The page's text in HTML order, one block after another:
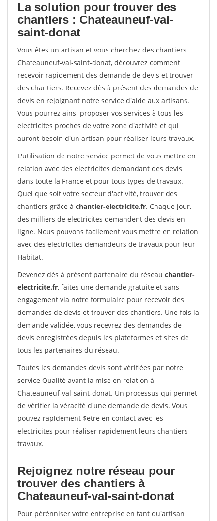
La solution pour trouver des
chantiers : Chateauneuf-val-
saint-donat
Vous êtes un artisan et vous cherchez des chantiers
Chateauneuf-val-saint-donat, découvrez comment
recevoir rapidement des demande de devis et trouver
des chantiers. Recevez dès à présent des demandes de
devis en rejoignant notre service d'aide aux artisans.
Vous pourrez ainsi proposer vos services à tous les
electricites proches de votre zone d'activité et qui
auront besoin d'un artisan pour réaliser leurs travaux.
L'utilisation de notre service permet de vous mettre en
relation avec des electricites demandant des devis
dans toute la France et pour tous types de travaux.
Quel que soit votre secteur d'activité, trouver des
chantiers grâce à chantier-electricite.fr. Chaque jour,
des milliers de electricites demandent des devis en
ligne. Nous pouvons facilement vous mettre en relation
avec des electricites demandeurs de travaux pour leur
Habitat.
Devenez dès à présent partenaire du réseau chantier-
electricite.fr, faites une demande gratuite et sans
engagement via notre formulaire pour recevoir des
demandes de devis et trouver des chantiers. Une fois la
demande validée, vous recevrez des demandes de
devis enregistrées depuis les plateformes et sites de
tous les partenaires du réseau.
Toutes les demandes devis sont vérifiées par notre
service Qualité avant la mise en relation à
Chateauneuf-val-saint-donat. Un processus qui permet
de vérifier la véracité d'une demande de devis. Vous
pouvez rapidement $etre en contact avec les
electricites pour réaliser rapidement leurs chantiers
travaux.
Rejoignez notre réseau pour
trouver des chantiers à
Chateauneuf-val-saint-donat
Pour pérénniser votre entreprise en tant qu'artisan